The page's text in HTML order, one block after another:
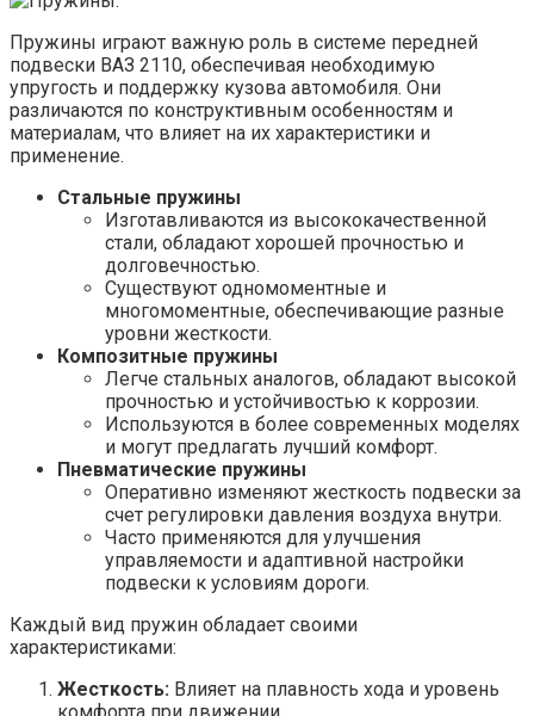
Пружины играют важную роль в системе передней
подвески ВАЗ 2110, обеспечивая необходимую
упругость и поддержку кузова автомобиля. Они
различаются по конструктивным особенностям и
материалам, что влияет на их характеристики и
применение.
Стальные пружины
Изготавливаются из высококачественной
стали, обладают хорошей прочностью и
долговечностью.
Существуют одномоментные и
многомоментные, обеспечивающие разные
уровни жесткости.
Композитные пружины
Легче стальных аналогов, обладают высокой
прочностью и устойчивостью к коррозии.
Используются в более современных моделях
и могут предлагать лучший комфорт.
Пневматические пружины
Оперативно изменяют жесткость подвески за
счет регулировки давления воздуха внутри.
Часто применяются для улучшения
управляемости и адаптивной настройки
подвески к условиям дороги.
Каждый вид пружин обладает своими
характеристиками:
Жесткость: Влияет на плавность хода и уровень
комфорта при движении.